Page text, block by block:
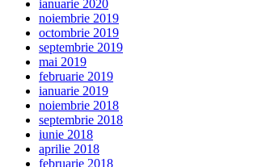
ianuarie 2020
noiembrie 2019
octombrie 2019
septembrie 2019
mai 2019
februarie 2019
ianuarie 2019
noiembrie 2018
septembrie 2018
iunie 2018
aprilie 2018
februarie 2018